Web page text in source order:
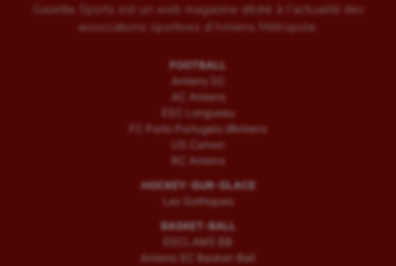
Gazette Sports est un web magazine dédié à l'actualité des
associations sportives d'Amiens Métropole.
FOOTBALL
Amiens SC
AC Amiens
ESC Longueau
FC Porto Portugais d’Amiens
US Camon
RC Amiens
HOCKEY-SUR-GLACE
Les Gothiques
BASKET-BALL
ESCLAMS BB
Amiens SC Basket-Ball